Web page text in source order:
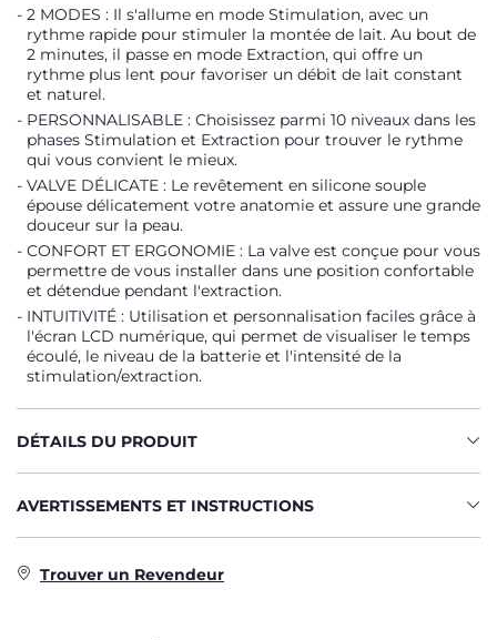
2 MODES : Il s'allume en mode Stimulation, avec un
rythme rapide pour stimuler la montée de lait. Au bout de
2 minutes, il passe en mode Extraction, qui offre un
rythme plus lent pour favoriser un débit de lait constant
et naturel.
PERSONNALISABLE : Choisissez parmi 10 niveaux dans les
phases Stimulation et Extraction pour trouver le rythme
qui vous convient le mieux.
VALVE DÉLICATE : Le revêtement en silicone souple
épouse délicatement votre anatomie et assure une grande
douceur sur la peau.
CONFORT ET ERGONOMIE : La valve est conçue pour vous
permettre de vous installer dans une position confortable
et détendue pendant l'extraction.
INTUITIVITÉ : Utilisation et personnalisation faciles grâce à
l'écran LCD numérique, qui permet de visualiser le temps
écoulé, le niveau de la batterie et l'intensité de la
stimulation/extraction.
DÉTAILS DU PRODUIT
AVERTISSEMENTS ET INSTRUCTIONS
Trouver un Revendeur